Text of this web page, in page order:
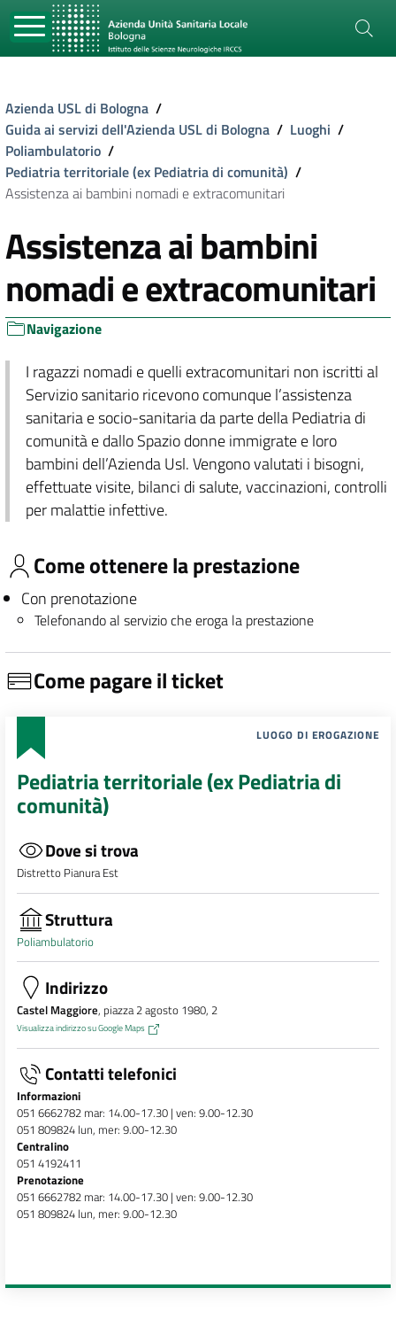
Azienda USL di Bologna /
Guida ai servizi dell'Azienda USL di Bologna / Luoghi /
Poliambulatorio /
Pediatria territoriale (ex Pediatria di comunità) /
Assistenza ai bambini nomadi e extracomunitari
Assistenza ai bambini
nomadi e extracomunitari
Navigazione
I ragazzi nomadi e quelli extracomunitari non iscritti al
Servizio sanitario ricevono comunque l’assistenza
sanitaria e socio-sanitaria da parte della Pediatria di
comunità e dallo Spazio donne immigrate e loro
bambini dell’Azienda Usl. Vengono valutati i bisogni,
effettuate visite, bilanci di salute, vaccinazioni, controlli
per malattie infettive.
Come ottenere la prestazione
Con prenotazione
Telefonando al servizio che eroga la prestazione
Come pagare il ticket
LUOGO DI EROGAZIONE
Pediatria territoriale (ex Pediatria di
comunità)
Dove si trova
Distretto Pianura Est
Struttura
Poliambulatorio
Indirizzo
Castel Maggiore, piazza 2 agosto 1980, 2
Visualizza indirizzo su Google Maps
Contatti telefonici
Informazioni
051 6662782 mar: 14.00-17.30 | ven: 9.00-12.30
051 809824 lun, mer: 9.00-12.30
Centralino
051 4192411
Prenotazione
051 6662782 mar: 14.00-17.30 | ven: 9.00-12.30
051 809824 lun, mer: 9.00-12.30